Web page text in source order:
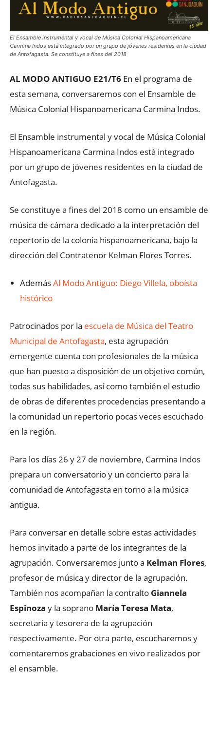
El Ensamble instrumental y vocal de Música Colonial Hispanoamericana
Carmina Indos está integrado por un grupo de jóvenes residentes en la ciudad
de Antofagasta. Se constituye a fines del 2018
AL MODO ANTIGUO E21/T6 En el programa de
esta semana, conversaremos con el Ensamble de
Música Colonial Hispanoamericana Carmina Indos.
El Ensamble instrumental y vocal de Música Colonial
Hispanoamericana Carmina Indos está integrado
por un grupo de jóvenes residentes en la ciudad de
Antofagasta.
Se constituye a fines del 2018 como un ensamble de
música de cámara dedicado a la interpretación del
repertorio de la colonia hispanoamericana, bajo la
dirección del Contratenor Kelman Flores Torres.
AdemásAl Modo Antiguo: Diego Villela, oboísta
histórico
Patrocinados por la escuela de Música del Teatro
Municipal de Antofagasta, esta agrupación
emergente cuenta con profesionales de la música
que han puesto a disposición de un objetivo común,
todas sus habilidades, así como también el estudio
de obras de diferentes procedencias presentando a
la comunidad un repertorio pocas veces escuchado
en la región.
Para los días 26 y 27 de noviembre, Carmina Indos
prepara un conversatorio y un concierto para la
comunidad de Antofagasta en torno a la música
antigua.
Para conversar en detalle sobre estas actividades
hemos invitado a parte de los integrantes de la
agrupación. Conversaremos junto a Kelman Flores,
profesor de música y director de la agrupación.
También nos acompañan la contralto Giannela
Espinoza y la soprano María Teresa Mata,
secretaria y tesorera de la agrupación
respectivamente. Por otra parte, escucharemos y
comentaremos grabaciones en vivo realizados por
el ensamble.